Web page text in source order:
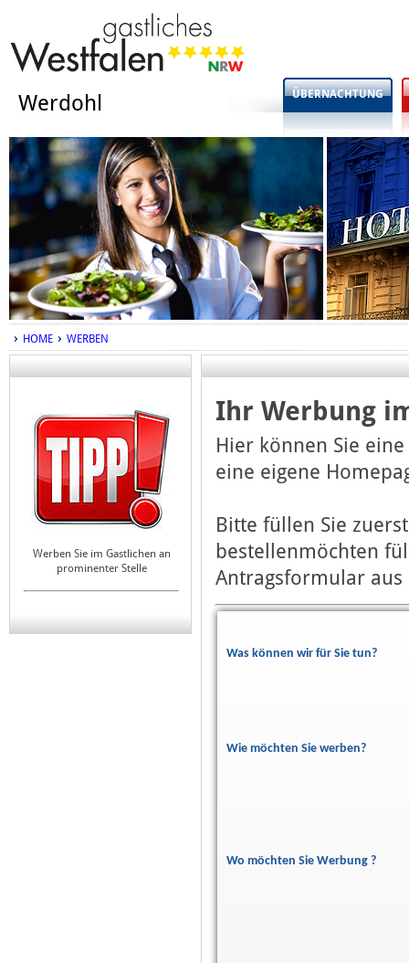
Werdohl ÜBERNACHTUNG
HOME WERBEN
Werben Sie im Gastlichen an
prominenter Stelle
Ihr Werbung
Hier können Sie
eine eigene
Bitte füllen Sie
bestellenmöchten
Antragsformular
Was können wir für Sie tun?
Wie möchten Sie werben?
Wo möchten Sie Werbung ?